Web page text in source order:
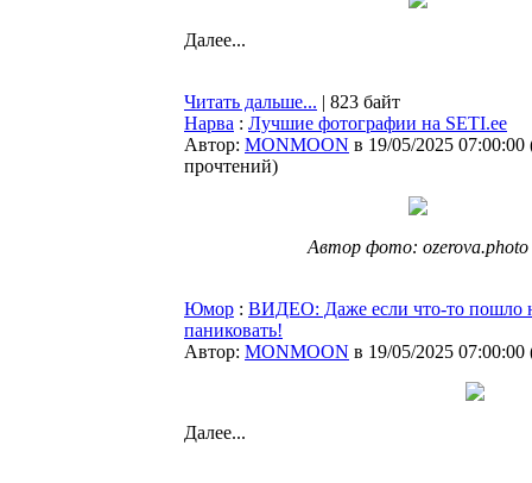
Далее...
Читать дальше... | 823 байт
Нарва : Лучшие фотографии на SETI.ee
Автор: MONMOON в 19/05/2025 07:00:00
прочтений)
Автор фото: ozerova.photo
Юмор : ВИДЕО: Даже если что-то пошло
паниковать!
Автор: MONMOON в 19/05/2025 07:00:00
Далее...